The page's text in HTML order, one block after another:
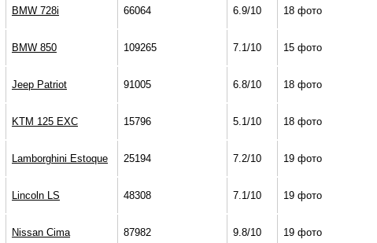
BMW 728i 66064 6.9/10 18 фото
BMW 850 109265 7.1/10 15 фото
Jeep Patriot 91005 6.8/10 18 фото
KTM 125 EXC 15796 5.1/10 18 фото
Lamborghini Estoque 25194 7.2/10 19 фото
Lincoln LS 48308 7.1/10 19 фото
Nissan Cima 87982 9.8/10 19 фото